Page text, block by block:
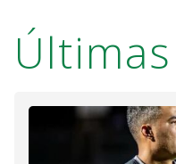
Últimas